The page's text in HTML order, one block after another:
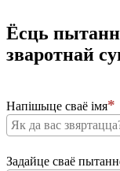
Ёсць
зваротнай
Напішыце сваё імя
Задайце сваё